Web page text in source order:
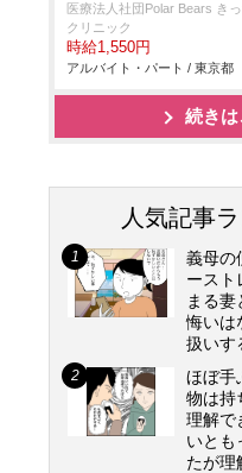
医療法人社団Polar Bears き
クリニック
時給1,550円
アルバイト・パート / 東京都
続き
人気記事
義母の
ースト
まる妻
悔いは
扱いす
ほぼ手
物は持
理解で
いとも
たが理